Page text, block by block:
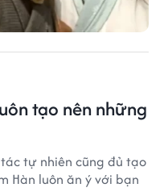
tạo nên những
tự nhiên cũng đủ tạo
Hàn luôn ăn ý với bạn